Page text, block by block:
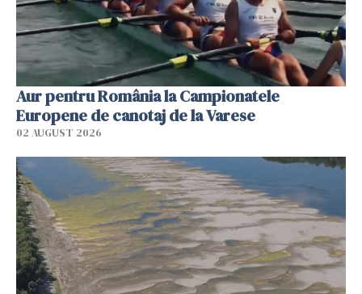
Aur pentru România la Campionatele
Europene de canotaj de la Varese
02 AUGUST 2026